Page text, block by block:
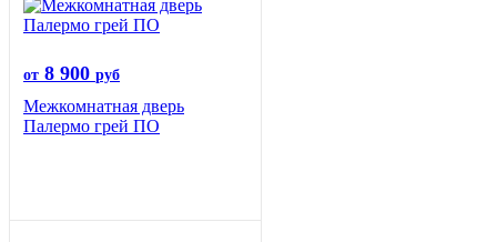
от 8 900 руб
Межкомнатная дверь
Палермо грей ПО